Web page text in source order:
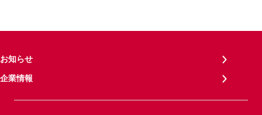
お知らせ
企業情報